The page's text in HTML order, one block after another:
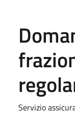
Servizio